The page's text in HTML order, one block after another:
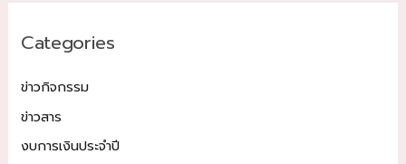
Categories
ข่าวกิจกรรม
ข่าวสาร
งบการเงินประจำปี